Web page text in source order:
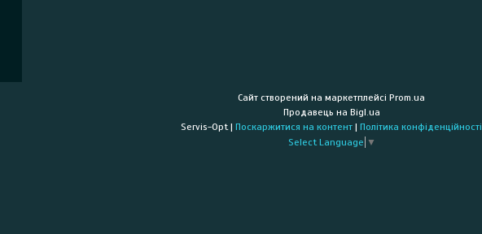
Сайт створений на маркетплейсі Prom.ua
Продавець на Bigl.ua
Servis-Opt | Поскаржитися на контент | Політика конфіденційності
Select Language ▼